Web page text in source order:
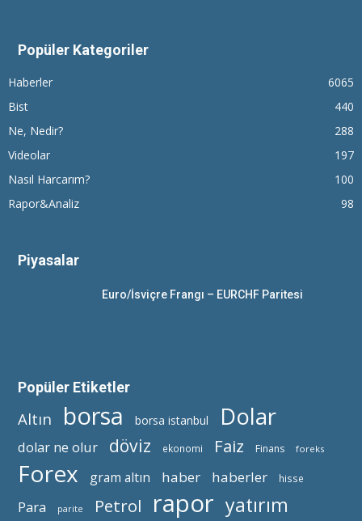
Popüler Kategoriler
Haberler
6065
Bist
440
Ne, Nedir?
288
Videolar
197
Nasıl Harcarım?
100
Rapor&Analiz
98
Piyasalar
Euro/İsviçre Frangı – EURCHF Paritesi
Popüler Etiketler
Altın borsa borsa istanbul Dolar
dolar ne olur döviz ekonomi Faiz Finans foreks
Forex gram altın haber haberler hisse
Para parite Petrol rapor yatırım